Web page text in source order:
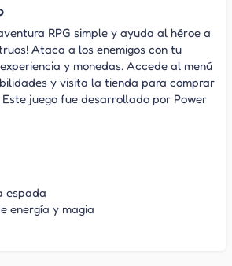
RPG simple y ayuda al héroe a
Ataca a los enemigos con tu
y monedas. Accede al menú
y visita la tienda para comprar
juego fue desarrollado por Power
espada
energía y magia